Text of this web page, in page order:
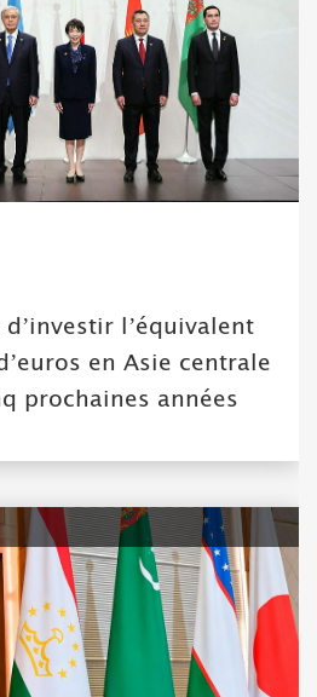
l’équivalent
en Asie centrale
prochaines années